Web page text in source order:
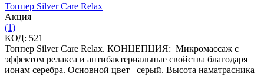
Топпер Silver Care Relax
Aкция
(1)
КОД: 521
Топпер Silver Care Relax. КОНЦЕПЦИЯ: Микромассаж с
эффектом релакса и антибактериальные свойства благодаря
ионам серебра. Основной цвет –серый. Высота наматрасника